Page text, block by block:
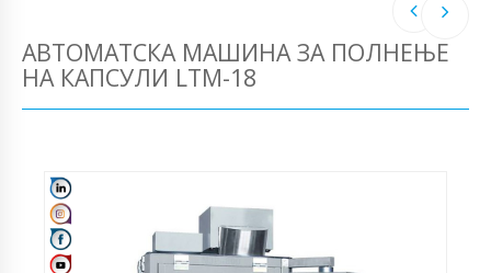
АВТОМАТСКА МАШИНА ЗА ПОЛНЕЊЕ
НА КАПСУЛИ LTM-18